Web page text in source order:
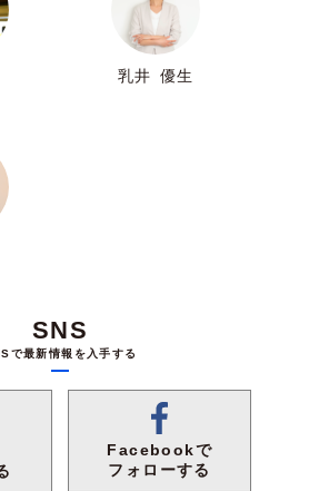
乳井 優生
SNS
で最新情報を入手する
Facebookで
フォローする